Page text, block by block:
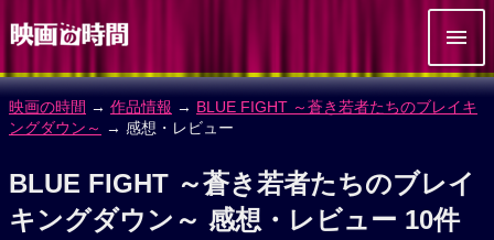
映画の時間 → 作品情報 → BLUE FIGHT ～蒼き若者たちのブレイキ
ングダウン～ → 感想・レビュー
BLUE FIGHT ～蒼き若者たちのブレイ
キングダウン～ 感想・レビュー 10件